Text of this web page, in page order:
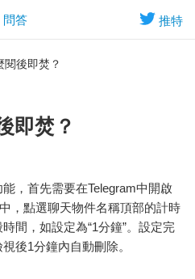
推特
問答
閱後即焚？
即焚？
，首先需要在Telegram中開啟
，點選聊天物件名稱頂部的計時
間，如設定為“1分鐘”。設定完
後1分鐘內自動刪除。